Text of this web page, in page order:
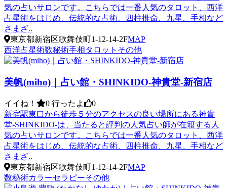
気の占いサロンです。こちらでは一番人気のタロット、西洋
占星術をはじめ、伝統的な占術、四柱推命、九星、手相など
さまざ..
東京都新宿区歌舞伎町1-12-14-2FMAP
西洋占星術数秘術手相タロット その他
美帆(miho)｜占い館・SHINKIDO-神貴堂-新宿店
イイね！ 0 行ったよ
0
新宿駅東口から徒歩５分のアクセスの良い場所にある神貴
堂-SHINKIDO-は、当たると評判の人気占い師が在籍する人
気の占いサロンです。こちらでは一番人気のタロット、西洋
占星術をはじめ、伝統的な占術、四柱推命、九星、手相など
さまざ..
東京都新宿区歌舞伎町1-12-14-2FMAP
数秘術カラーセラピーその他